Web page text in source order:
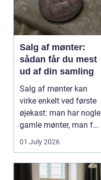
Salg af mønter:
sådan får du mest
ud af din samling
Salg af mønter kan
virke enkelt ved første
øjekast: man har nogle
gamle mønter, man får
dem vurderet...
01 July 2026